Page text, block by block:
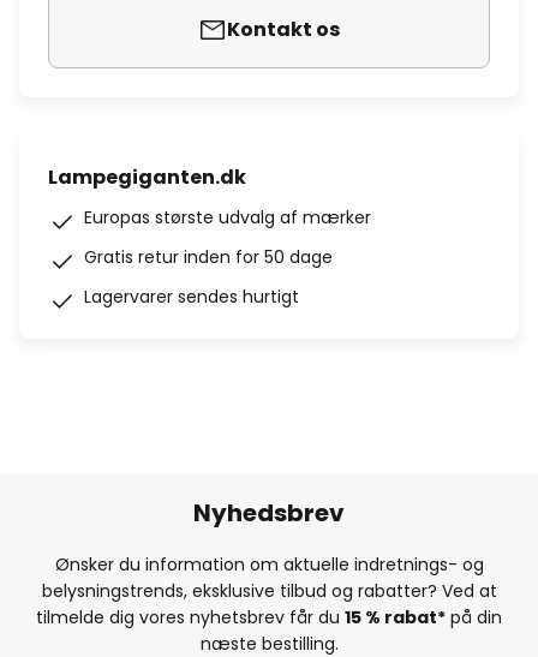
Kontakt os
Lampegiganten.dk
Europas største udvalg af mærker
Gratis retur inden for 50 dage
Lagervarer sendes hurtigt
Nyhedsbrev
Ønsker du information om aktuelle indretnings- og
belysningstrends, eksklusive tilbud og rabatter? Ved at
tilmelde dig vores nyhetsbrev får du 15 % rabat* på din
næste bestilling.